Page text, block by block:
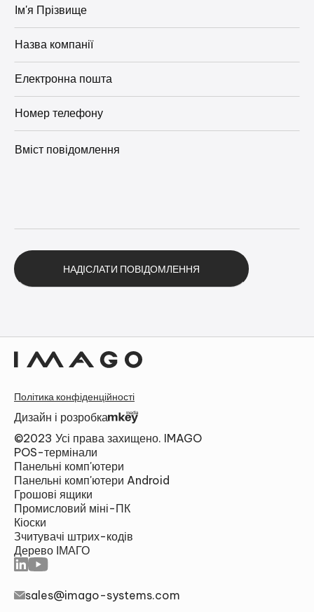
Політика конфіденційності
Дизайн і розробка
©2023 Усі права захищено. IMAGO
POS-термінали
Панельні комп'ютери
Панельні комп'ютери Android
Грошові ящики
Промисловий міні-ПК
Кіоски
Зчитувачі штрих-кодів
Дерево ІМАГО
sales@imago-systems.com